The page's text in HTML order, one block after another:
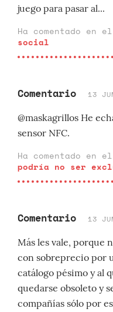
juego para pasar al...
Ha comentado en
social
Comentario 13
@maskagrillos He
sensor NFC.
Ha comentado en
podría no ser
Comentario 13
Más les vale, porque
con sobreprecio por
catálogo pésimo y al
quedarse obsoleto y
compañías sólo por